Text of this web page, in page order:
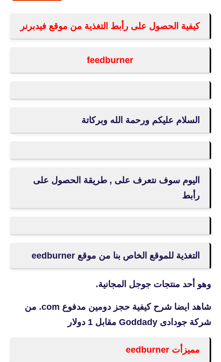
كيفية الحصول على رأبط التغذية من موقع فيدبرنر
feedburner
السلام عليكم ورحمة الله وبركاتة
اليوم سوف نتعرف على , طريقة الحصول على
رأبط
التغذية للموقع الخاص بنا من موقع eedburner
وهو أحد منتجات جوجل المجانية.
شاهد ايضا
شرح كيفية حجز دومين مدفوع com. من
شركة جودادى Goddady مقابل 1 دولار
مميزأت eedburner